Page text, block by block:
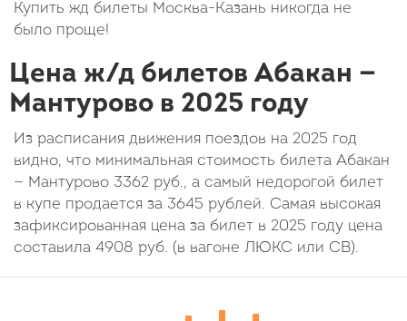
Купить жд билеты Москва-Казань никогда не
было проще!
Цена ж/д билетов Абакан —
Мантурово в 2025 году
Из расписания движения поездов на 2025 год
видно, что минимальная стоимость билета Абакан
— Мантурово 3362 руб., а самый недорогой билет
в купе продается за 3645 рублей. Самая высокая
зафиксированная цена за билет в 2025 году цена
составила 4908 руб. (в вагоне ЛЮКС или СВ).